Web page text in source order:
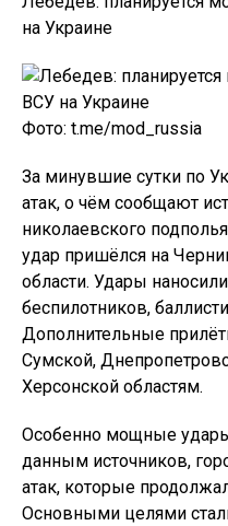
на Украине
Фото: t.me/mod_russia
За минувшие сутки по
атак, о чём сообщают
николаевского
удар пришёлся на
области. Удары
беспилотников,
Дополнительные
Сумской,
Херсонской областям.
Особенно мощные
данным источников,
атак, которые
Основными целями